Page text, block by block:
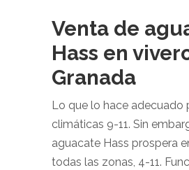
Venta de
Hass en
Granada
Lo que lo hace adecuado
climáticas 9-11. Sin
aguacate Hass prospera
todas las zonas, 4-11.